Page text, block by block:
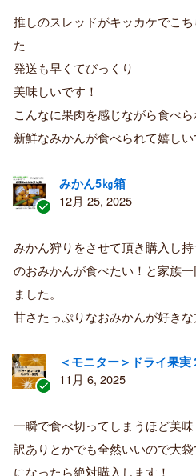
証
済
購
者
推しのスレッドがキッカケでこ
た
発送も早くてびっくり
美味しいです！
こんなに果肉を感じながら食べ
新鮮なみかんが食べられて嬉し
証
済
み
購
者
みかん5㎏箱
12月 25, 2025
みかん狩りをさせて頂き購入し
のおみかんが食べたい！と家族
ました。
甘さたっぷりなおみかんが好きな
証
済
み
購
＜モニター＞ドライ果実
11月 6, 2025
一瞬で食べ切ってしまうほど美味
訳ありとかでも全然いいので大
になったら絶対購入します！